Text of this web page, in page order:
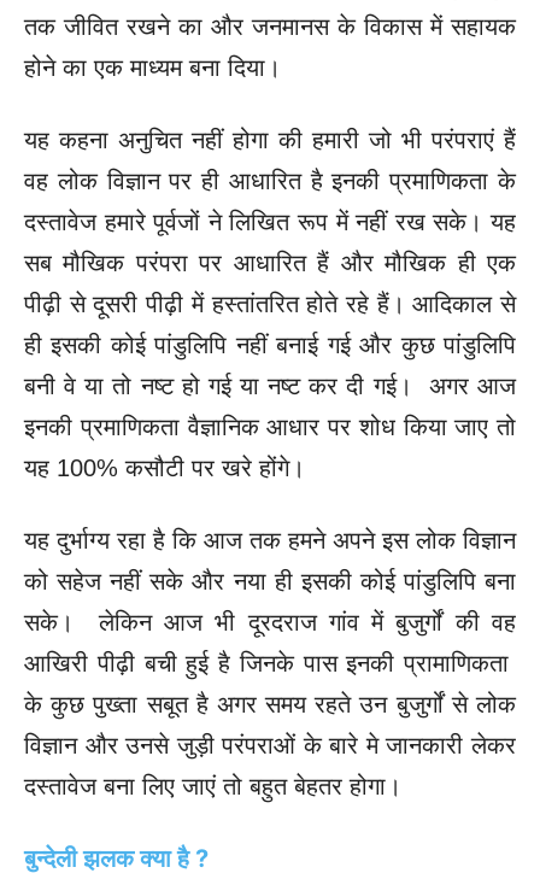
तक जीवित रखने का और जनमानस के विकास में सहायक
होने का एक माध्यम बना दिया।
यह कहना अनुचित नहीं होगा की हमारी जो भी परंपराएं हैं
वह लोक विज्ञान पर ही आधारित है इनकी प्रमाणिकता के
दस्तावेज हमारे पूर्वजों ने लिखित रूप में नहीं रख सके। यह
सब मौखिक परंपरा पर आधारित हैं और मौखिक ही एक
पीढ़ी से दूसरी पीढ़ी में हस्तांतरित होते रहे हैं। आदिकाल से
ही इसकी कोई पांडुलिपि नहीं बनाई गई और कुछ पांडुलिपि
बनी वे या तो नष्ट हो गई या नष्ट कर दी गई। अगर आज
इनकी प्रमाणिकता वैज्ञानिक आधार पर शोध किया जाए तो
यह 100% कसौटी पर खरे होंगे।
यह दुर्भाग्य रहा है कि आज तक हमने अपने इस लोक विज्ञान
को सहेज नहीं सके और नया ही इसकी कोई पांडुलिपि बना
सके। लेकिन आज भी दूरदराज गांव में बुजुर्गों की वह
आखिरी पीढ़ी बची हुई है जिनके पास इनकी प्रामाणिकता
के कुछ पुख्ता सबूत है अगर समय रहते उन बुजुर्गों से लोक
विज्ञान और उनसे जुड़ी परंपराओं के बारे मे जानकारी लेकर
दस्तावेज बना लिए जाएं तो बहुत बेहतर होगा।
बुन्देली झलक क्या है ?